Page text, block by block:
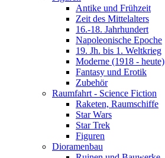
Antike und Frühzeit
Zeit des Mittelalters
16.-18. Jahrhundert
Napoleonische Epoche
19. Jh. bis 1. Weltkrieg
Moderne (1918 - heute)
Fantasy und Erotik
Zubehör
Raumfahrt - Science Fiction
Raketen, Raumschiffe
Star Wars
Star Trek
Figuren
Dioramenbau